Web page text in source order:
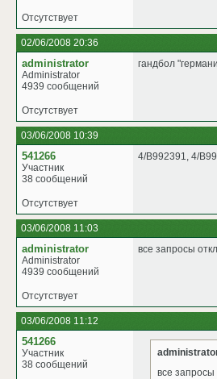
Отсутствует
02/06/2008 20:36
administrator
Administrator
4939 сообщений
гандбол
Отсутствует
03/06/2008 10:39
541266
Участник
38 сообщений
4/B992391, 4/
Отсутствует
03/06/2008 11:03
administrator
Administrator
4939 сообщений
все запросы
Отсутствует
03/06/2008 11:12
541266
Участник
38 сообщений
все